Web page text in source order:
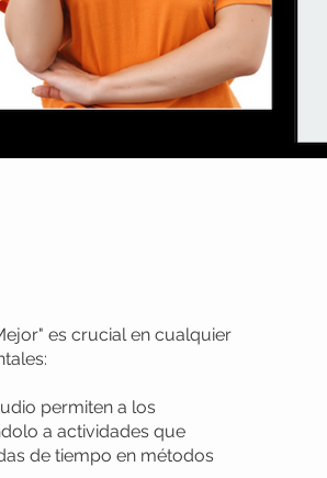
es crucial en cualquier
permiten a los
a actividades que
de tiempo en métodos